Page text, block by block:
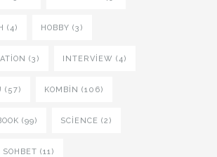
(4) HOBBY (3)
(3) INTERVIEW (4)
(57) KOMBIN (106)
(99) SCIENCE (2)
(11)